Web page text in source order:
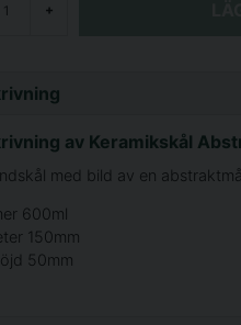
+
av Keramikskål
med bild av en
600ml
150mm
50mm